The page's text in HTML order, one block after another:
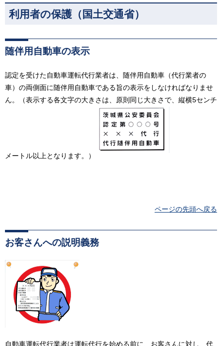
利用者の保護（国土交通省）
随伴用自動車の表示
認定を受けた自動車運転代行業者は、随伴用自動車（代行業者の
車）の両側面に随伴用自動車である旨の表示をしなければなりませ
ん。（表示する各文字の大きさは、原則同じ大きさで、縦横5センチ
メートル以上となります。）
ページの先頭へ戻る
お客さんへの説明義務
自動車運転代行業者は運転代行を始める前に、お客さんに対し、代